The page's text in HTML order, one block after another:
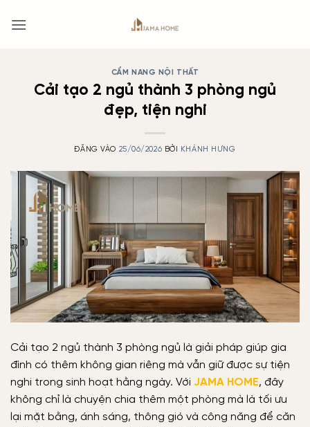
qua
CẨM NANG NỘI THẤT
Cải tạo 2 ngủ thành 3 phòng ngủ
đẹp, tiện nghi
ĐĂNG VÀO 25/06/2026 BỞI KHÁNH HƯNG
Cải tạo 2 ngủ thành 3 phòng ngủ là giải pháp giúp gia
đình có thêm không gian riêng mà vẫn giữ được sự tiện
nghi trong sinh hoạt hằng ngày. Với JAMA HOME, đây
không chỉ là chuyện chia thêm một phòng mà là tối ưu
lại mặt bằng, ánh sáng, thông gió và công năng để căn